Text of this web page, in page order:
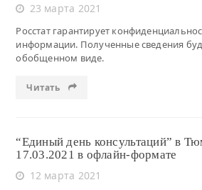
23 марта 2021
Росстат гарантирует
информации. Полученные сведения
обобщенном виде.
Читать
“Единый день консультаций” в
17.03.2021 в офлайн-формате
12 марта 2021